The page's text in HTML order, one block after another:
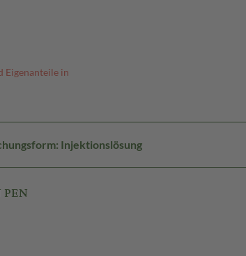
Eigenanteile in
Injektionslösung